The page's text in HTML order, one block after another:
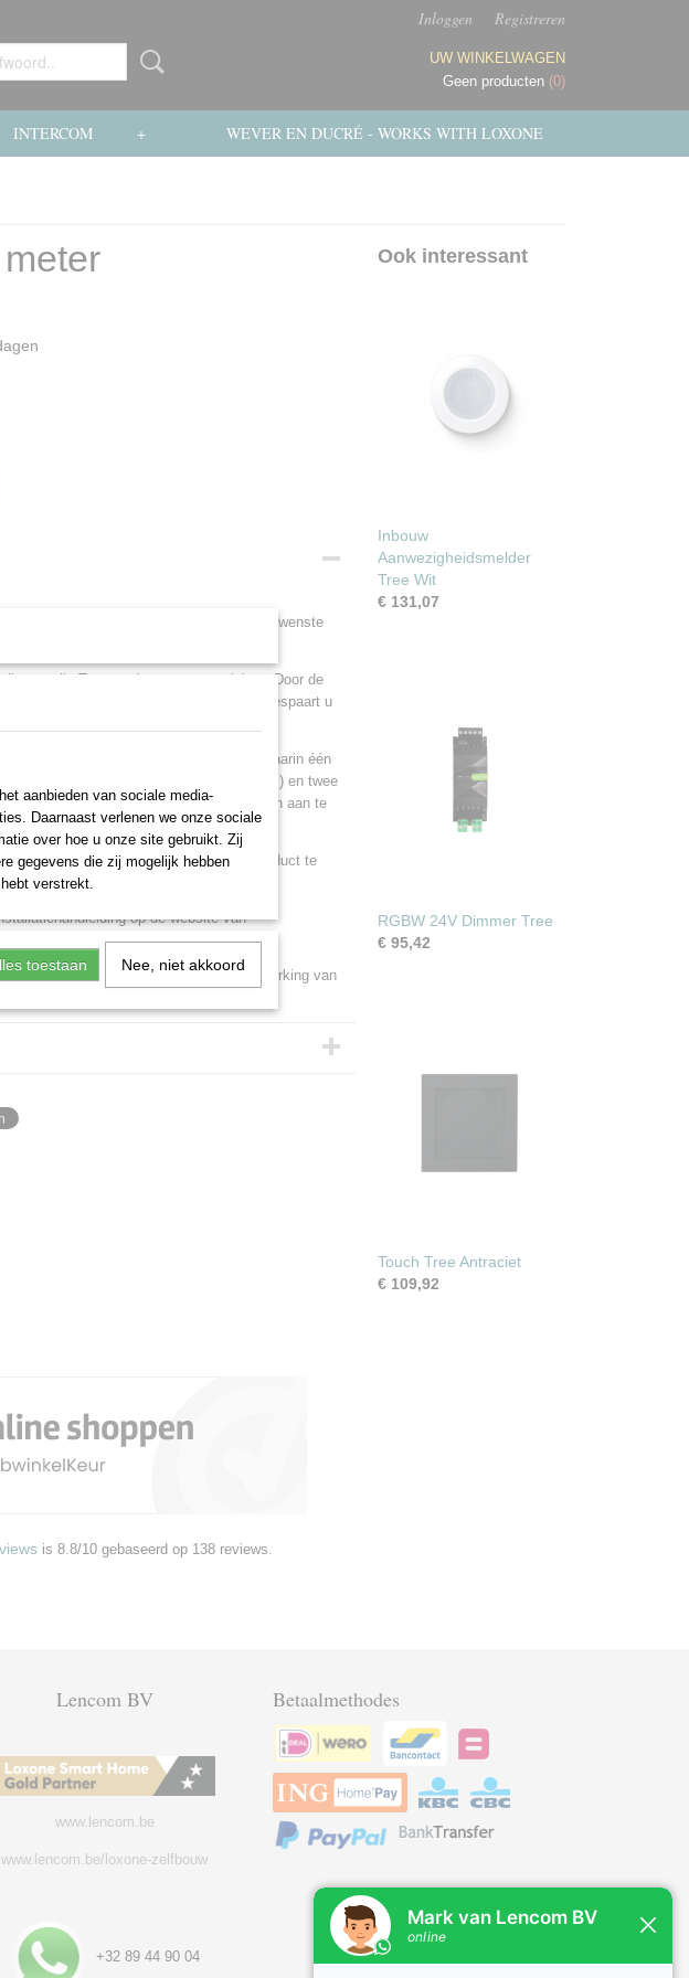
Inloggen Registreren
UW WINKELWAGEN
Geen producten (0)
WEVER EN DUCRÉ - WORKS WITH LOXONE
INTERCOM +
per meter bestellen. Vul bij "aantal" het gewenste
op maat.
om alle Tree producten aan te sluiten. Door de
tot een minimum herleid en bespaart u
rookarme en halogeenvrije mandel met daarin één
van zwaardere vermogens (Loxone Spots) en twee
bus en eventuele voeding voor sensoren aan te
om de installatiespecificaties van die product te
op de website van
tree-kabel/
van deze kabel? Of vragen over de werking van
Ook interessant
Inbouw
Aanwezigheidsmelder
Tree Wit
€ 131,07
RGBW 24V Dimmer Tree
€ 95,42
Touch Tree Antraciet
€ 109,92
is 8.8/10 gebaseerd op 138 reviews.
Lencom BV
www.lencom.be
www.lencom.be/loxone-zelfbouw
+32 89 44 90 04
Betaalmethodes
aanbieden van sociale media-
Daarnaast verlenen we onze sociale
over hoe u onze site gebruikt. Zij
gegevens die zij mogelijk hebben
verstrekt.
toestaan Nee, niet akkoord